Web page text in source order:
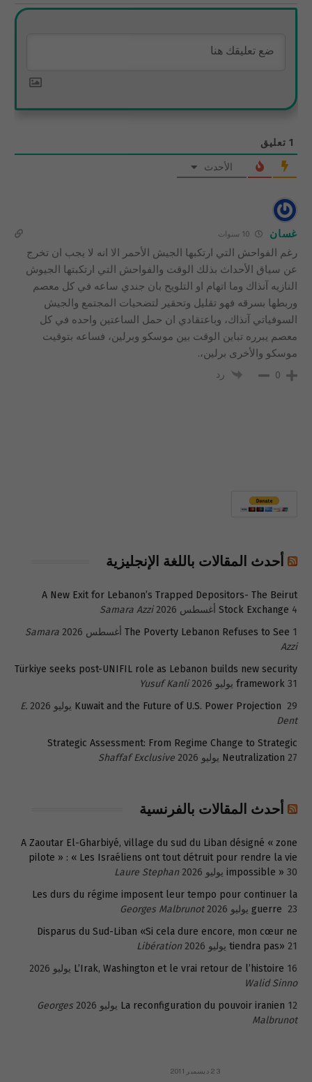
1 تعليق
الأحدث
غسان
رغم الفواحش التي ارتكبها الجيش الأحمر الا انه لا يجب ان تخرج
عن سياق الأحداث بذلك الوقت والفواحش التي ارتكبتها الجيوش
النازيه آنذاك وما اتهام او التلويح بان جندي ساعه في كل معصم
وربطها بسرقه فهو تقليل وتحقير لتضحيات المجتمع والجيش
السوفياتي آنذاك، وباعتقادي ان حمل الساعتين واحده في كل
معصم يبرره تباين الوقت بين موسكو وبرلين، فساعه بتوقيت
موسكو والأخرى برلين،.
0 رد
أحدث المقالات باللغة الإنجليزية
A New Exit for Lebanon’s Trapped Depositors- The Beirut
Stock Exchange 4 أغسطس 2026
Samara Azzi
The Poverty Lebanon Refuses to See 1 أغسطس 2026
Samara
Azzi
Türkiye seeks post-UNIFIL role as Lebanon builds new security
framework 31 يوليو 2026
Yusuf Kanli
Kuwait and the Future of U.S. Power Projection 29 يوليو 2026
E.
Dent
Strategic Assessment: From Regime Change to Strategic
Neutralization 27 يوليو 2026 Shaffaf Exclusive
أحدث المقالات بالفرنسية
A Zaoutar El-Gharbiyé, village du sud du Liban désigné « zone
pilote » : « Les Israéliens ont tout détruit pour rendre la vie
impossible » 30 يوليو 2026
Laure Stephan
Les durs du régime imposent leur tempo pour continuer la
guerre 23 يوليو 2026
Georges Malbrunot
Disparus du Sud-Liban «Si cela dure encore, mon cœur ne
tiendra pas» 21 يوليو 2026
Libération
L’Irak, Washington et le vrai retour de l’histoire 16 يوليو 2026
Walid Sinno
La reconfiguration du pouvoir iranien 12 يوليو 2026
Georges
Malbrunot
23 ديسمبر 2011